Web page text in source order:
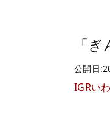
「
公開日
IGRい